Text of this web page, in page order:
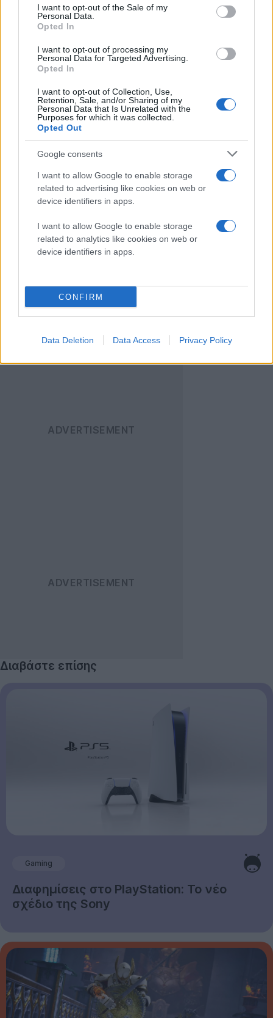
consent section.
I want to opt-out of the Sale of my
Personal Data.
Opted In
I want to opt-out of processing my
Personal Data for Targeted Advertising.
Opted In
I want to opt-out of Collection, Use,
Retention, Sale, and/or Sharing of my
Personal Data that Is Unrelated with the
Purposes for which it was collected.
Opted Out
Google consents
I want to allow Google to enable storage
related to advertising like cookies on web or
device identifiers in apps.
I want to allow Google to enable storage
related to analytics like cookies on web or
device identifiers in apps.
CONFIRM
Data Deletion Data Access Privacy Policy
Δεν έχει γίνει γνωστή η ημερομηνία κυκλοφορίας,
αλλά το περιμένουμε στοPlayStation 5
Ακολουθήστε το
Newsγια να
ενημερώνεστε άμεσα
Διαβάστε επίσης
Gaming
Διαφημίσεις στο PlayStation: Το νέο
σχέδιο της Sony